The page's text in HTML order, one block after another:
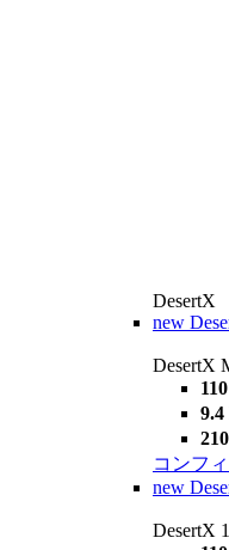
DesertX
new
DesertX
コンフ
new
DesertX